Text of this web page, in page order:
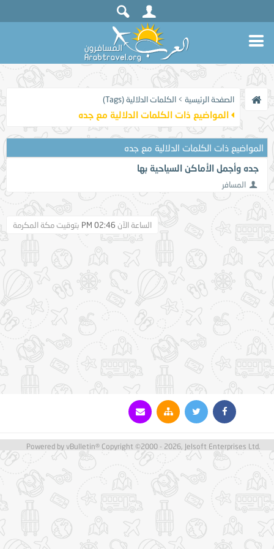
الصفحة الرئيسية > الكلمات الدلالية (Tags)
المواضيع ذات الكلمات الدلالية مع جده
المواضيع ذات الكلمات الدلالية مع جده
جده وأجمل الأماكن السياحية بها
المسافر
الساعة الآن 02:46 PM بتوقيت مكة المكرمة
Powered by vBulletin® Copyright ©2000 - 2026, Jelsoft Enterprises Ltd.